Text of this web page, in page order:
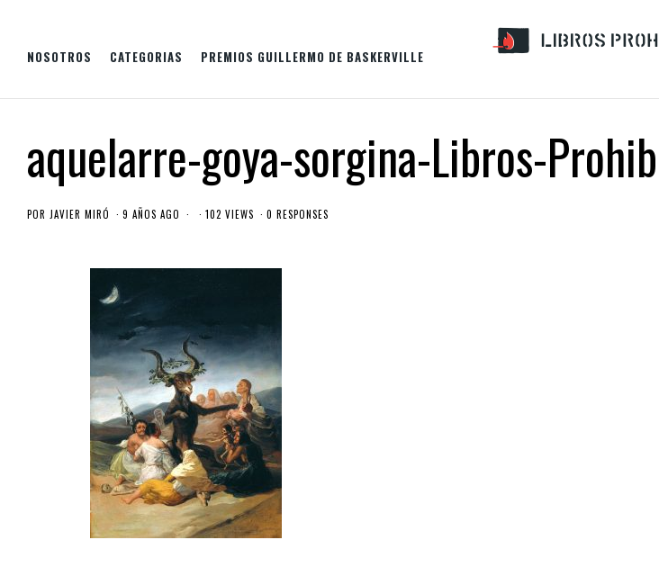
NOSOTROS CATEGORIAS PREMIOS GUILLERMO DE BASKERVILLE
aquelarre-goya-sorgina-Libros-
POR JAVIER MIRÓ 9 AÑOS AGO 102 VIEWS 0 RESPONSES